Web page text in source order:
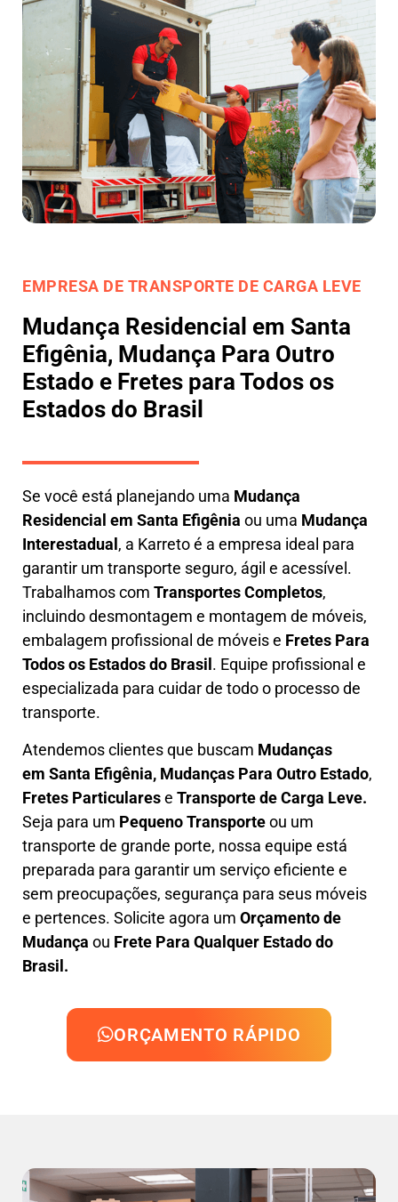
EMPRESA DE TRANSPORTE DE CARGA LEVE
Mudança Residencial em Santa
Efigênia, Mudança Para Outro
Estado e Fretes para Todos os
Estados do Brasil
Se você está planejando uma Mudança
Residencial em Santa Efigênia ou uma Mudança
Interestadual , a Karretoé a empresa ideal para
garantir um transporte seguro, ágil e acessível.
Trabalhamos com Transportes Completos,
incluindodesmontagem e montagem de móveis,
embalagem profissional de móveis e Fretes Para
Todos os Estados do Brasil . Equipe profissional e
especializada para cuidar de todo o processo de
transporte.
Atendemos clientes que buscam Mudanças
em Santa Efigênia, Mudanças Para Outro Estado,
Fretes Particularese Transportede Carga Leve.
Seja para um Pequeno Transporteou um
transporte de grande porte, nossa equipe está
preparada para garantir um serviço eficiente e
sem preocupações, segurança para seus móveis
e pertences. Solicite agora um Orçamento de
Mudança ou Frete Para Qualquer Estado do
Brasil.
ORÇAMENTO RÁPIDO